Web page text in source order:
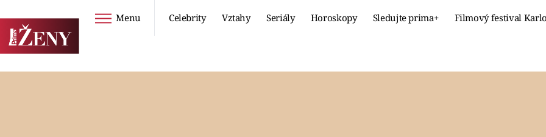
Menu Celebrity Vztahy Seriály Horoskopy Sledujte prima+ Filmový festival